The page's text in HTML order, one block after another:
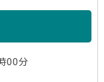
00分